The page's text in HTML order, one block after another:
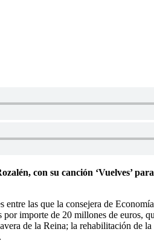
con su canción ‘Vuelves’
las que la consejera de
importe de 20 millones de euros,
de la Reina; la rehabilitación de